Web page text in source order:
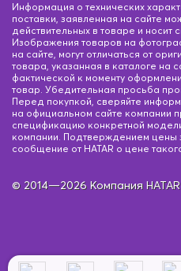
Информация о технических
поставки, заявленная на сайте
действительных в товаре и носит
Изображения товаров на
на сайте, могут отличаться от
товара, указанная в каталоге на
фактической к моменту
товар. Убедительная просьба
Перед покупкой, сверяйте
на официальном сайте компании
спецификацию конкретной
компании. Подтверждением цены
сообщение от HATAR о цене
© 2014—2026 Компания HATAR